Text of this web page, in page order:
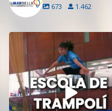
673 1.462
Inscriu-te a l’Escola de
del CEM
12 0